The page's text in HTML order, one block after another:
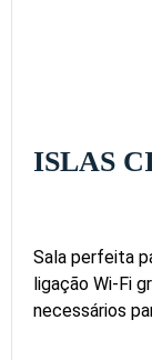
ISLAS
Sala perfeita
ligação Wi-Fi
necessários